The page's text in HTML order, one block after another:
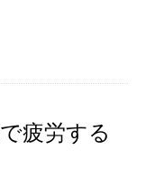
疲労する